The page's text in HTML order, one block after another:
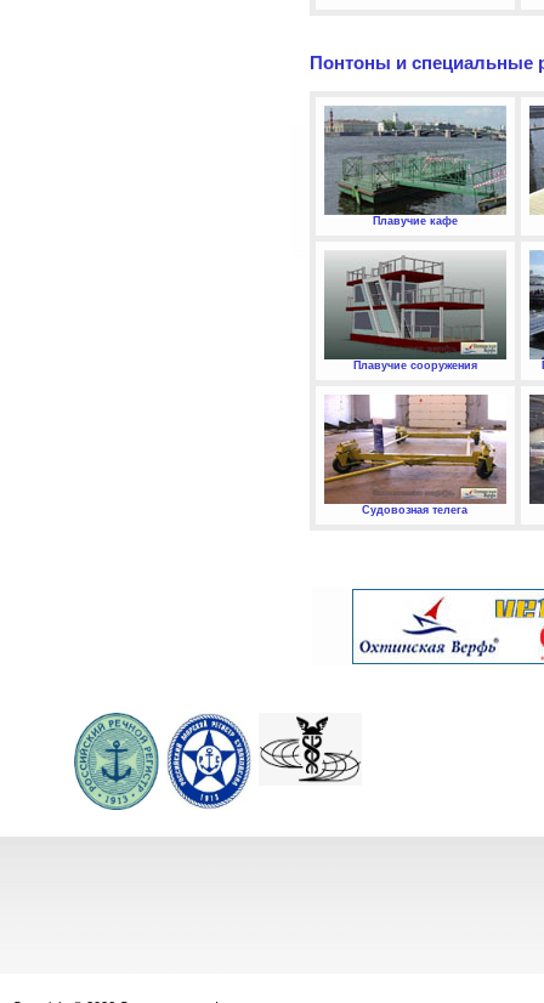
Понтоны и специальные
Плавучие кафе
Плавучие сооружения
Судовозная телега